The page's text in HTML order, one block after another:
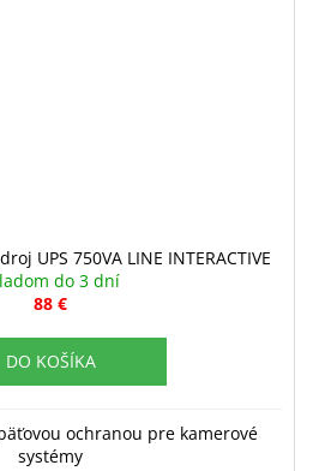
UPS 750VA LINE INTERACTIVE
do 3 dní
88 €
DO KOŠÍKA
ochranou pre kamerové
systémy